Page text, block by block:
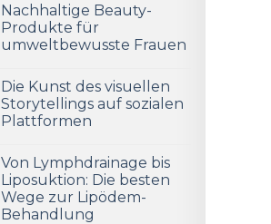
Nachhaltige Beauty-
Produkte für
umweltbewusste Frauen
Die Kunst des visuellen
Storytellings auf sozialen
Plattformen
Von Lymphdrainage bis
Liposuktion: Die besten
Wege zur Lipödem-
Behandlung